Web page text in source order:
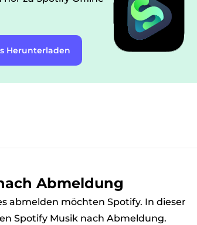
Herunterladen
Abmeldung
abmelden möchten Spotify. In dieser
Spotify Musik nach Abmeldung.